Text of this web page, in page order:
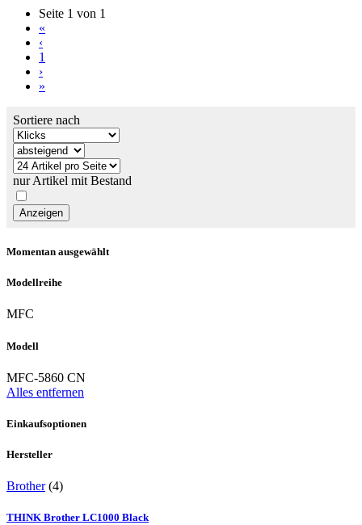
Seite 1 von 1
«
‹
1
›
»
Sortiere nach
nur Artikel mit Bestand
Momentan ausgewählt
Modellreihe
MFC
Modell
MFC-5860 CN
Alles entfernen
Einkaufsoptionen
Hersteller
Brother(4)
THINK Brother LC1000 Black